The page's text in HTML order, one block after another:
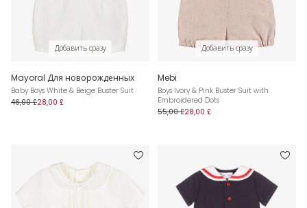
Добавить сразу
Mayoral Для новорожденных
Baby Boys White & Beige Buster Suit
46,00 £28,00 £
Добавить сразу
Mebi
Boys Ivory & Pink Buster Suit with
Embroidered Dots
55,00 £28,00 £